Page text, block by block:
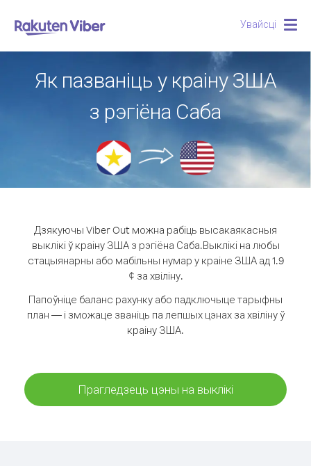
Увайсці
Як пазваніць у краіну ЗША
з рэгіёна Саба
Дзякуючы Viber Out можна рабіць высакаякасныя
выклікі ў краіну ЗША з рэгіёна Саба.Выклікі на любы
стацыянарны або мабільны нумар у краіне ЗША ад 1.9
¢ за хвіліну.
Папоўніце баланс рахунку або падключыце тарыфны
план — і зможаце званіць па лепшых цэнах за хвіліну ў
краіну ЗША.
Прагледзець цэны на выклікі